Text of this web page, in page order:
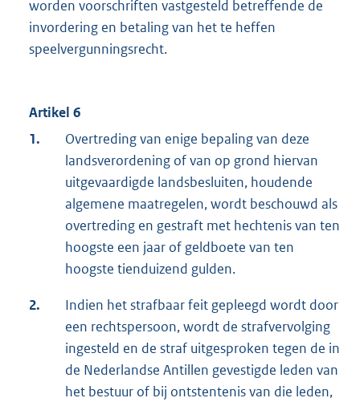
worden voorschriften vastgesteld betreffende de
invordering en betaling van het te heffen
speelvergunningsrecht.
Artikel 6
1.
Overtreding van enige bepaling van deze
landsverordening of van op grond hiervan
uitgevaardigde landsbesluiten, houdende
algemene maatregelen, wordt beschouwd als
overtreding en gestraft met hechtenis van ten
hoogste een jaar of geldboete van ten
hoogste tienduizend gulden.
2.
Indien het strafbaar feit gepleegd wordt door
een rechtspersoon, wordt de strafvervolging
ingesteld en de straf uitgesproken tegen de in
de Nederlandse Antillen gevestigde leden van
het bestuur of bij ontstentenis van die leden,